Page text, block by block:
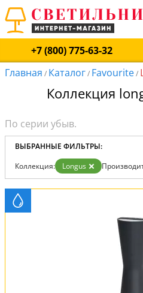
+7 (800) 775-63-32
Главная / Каталог/ Favourite/
Коллекция
ВЫБРАННЫЕ ФИЛЬТРЫ:
Коллекция: Longus